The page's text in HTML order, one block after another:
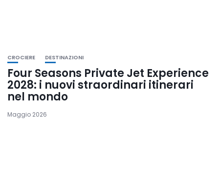
CROCIERE DESTINAZIONI
Four Seasons Private Jet Experience
2028: i nuovi straordinari itinerari
nel mondo
Maggio 2026